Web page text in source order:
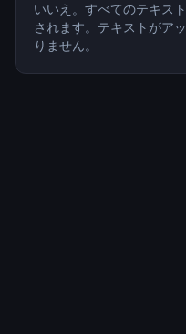
いいえ。すべてのテキス
されます。テキストがア
りません。